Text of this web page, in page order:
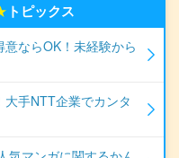
トピックス
ならOK！未経験から
手NTT企業でカンタ